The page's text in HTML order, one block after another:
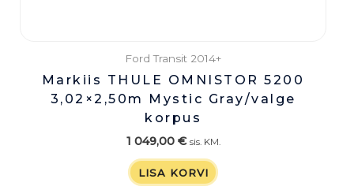
Ford Transit 2014+
Markiis THULE OMNISTOR 5200
3,02×2,50m Mystic Gray/valge
korpus
1 049,00 € sis. KM.
LISA KORVI